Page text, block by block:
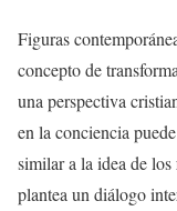
Figuras
concepto de
una perspectiva
en la conciencia
similar a la idea de los
plantea un diálogo